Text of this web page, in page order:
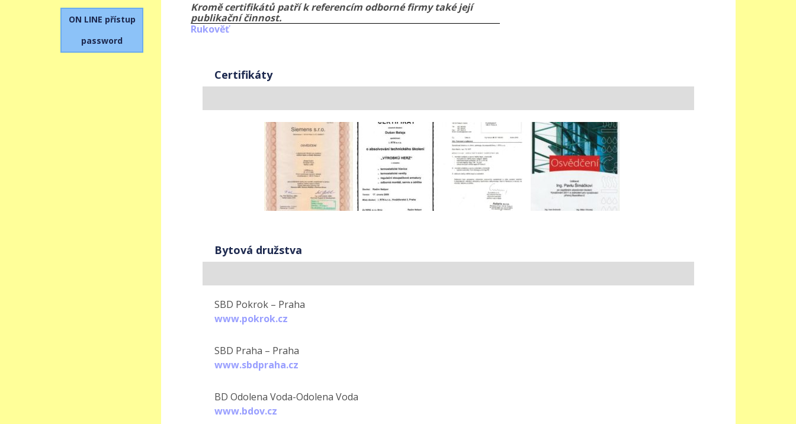
ON LINE přístup
password
Kromě certifikátů patří k referencím odborné firmy také její
publikační činnost.
Rukověť
Certifikáty
Bytová družstva
SBD Pokrok – Praha
www.pokrok.cz
SBD Praha – Praha
www.sbdpraha.cz
BD Odolena Voda-Odolena Voda
www.bdov.cz